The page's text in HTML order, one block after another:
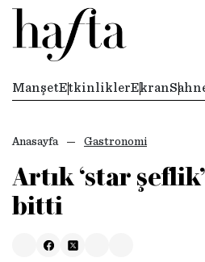
ManşetEtkinliklerEkran
Anasayfa Gastronomi
Artık ‘star
bitti